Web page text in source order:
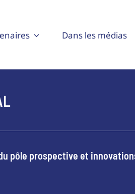
Dans les médias
pôle prospective et